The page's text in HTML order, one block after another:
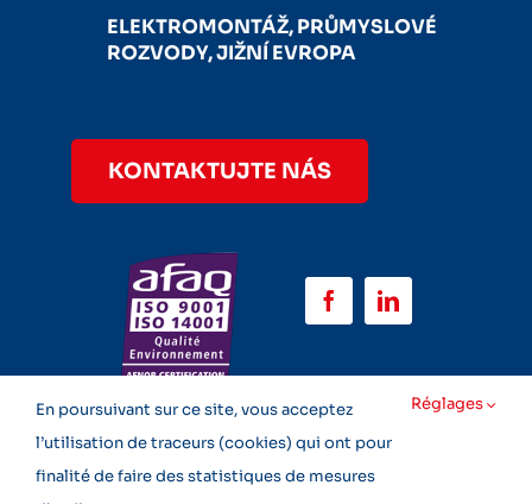
ELEKTROMONTÁŽ, PRŮMYSLOVÉ
ROZVODY, JIŽNÍ EVROPA
KONTAKTUJTE NÁS
Copyright 2026 © OCTÉ – Všechna práva
En poursuivant sur ce site, vous acceptez
l’utilisation de traceurs (cookies) qui ont pour
finalité de faire des statistiques de mesures
Réglages